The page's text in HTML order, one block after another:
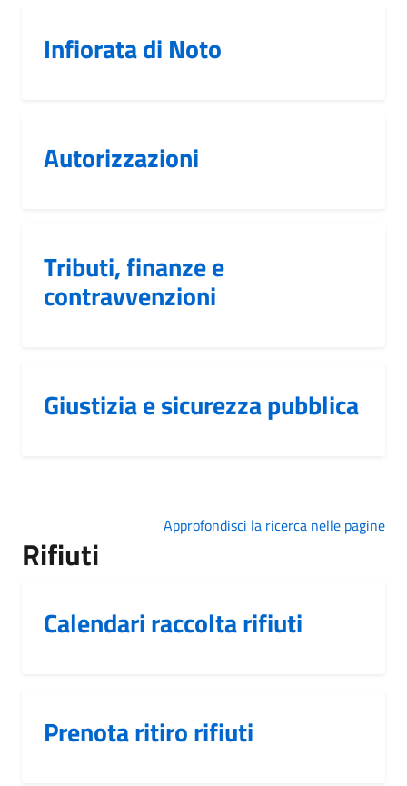
Infiorata di Noto
Autorizzazioni
Tributi, finanze e
contravvenzioni
Giustizia e sicurezza pubblica
Approfondisci la ricerca nelle pagine
Rifiuti
Calendari raccolta rifiuti
Prenota ritiro rifiuti